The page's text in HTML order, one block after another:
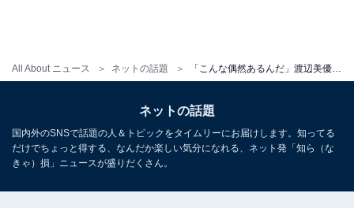
All About ニュース ネットの話題
ネットの話題
国内外のSNSで話題の人＆トピックをタイムリーにお届けします。知ってる
だけでちょっと得する、なんだか楽しい気分になれる、ネット発「知ら（な
きゃ）損」ニュースが盛りだくさん。